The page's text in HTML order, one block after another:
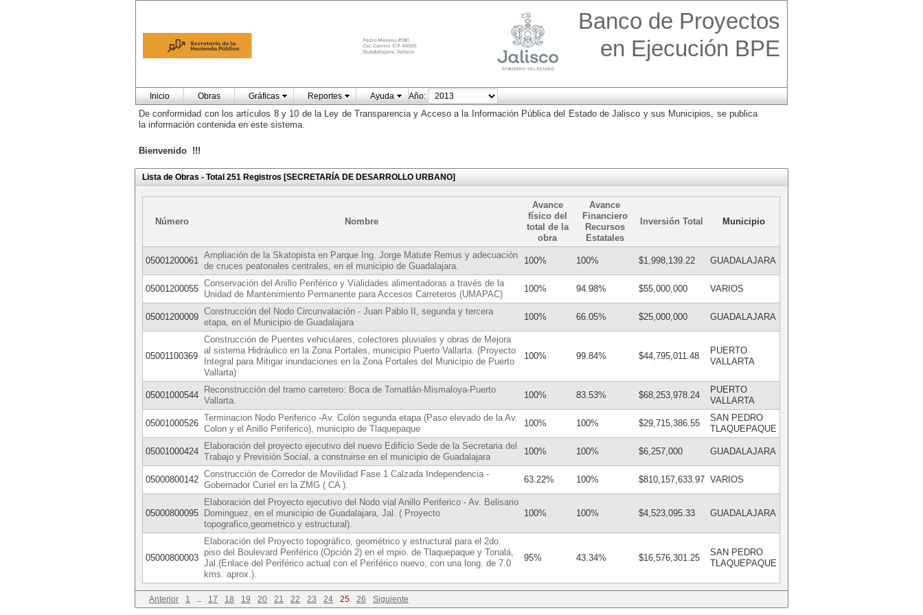
Banco de Proyectos
en Ejecución BPE
Inicio Obras Gráficas Reportes Ayuda Año:
De conformidad con los artículos 8 y 10 de la Ley de Transparencia y Acceso a la Información Pública del Estado de Jalisco y sus Municipios, se publica
la información contenida en este sistema.
Bienvenido !!!
Lista de Obras - Total 251 Registros [SECRETARÍA DE DESARROLLO URBANO]
Número Nombre
Avance
físico del
total de la
obra
Avance
Financiero
Recursos
Estatales
Inversión Total Municipio
05001200061
Ampliación de la Skatopista en Parque Ing. Jorge Matute Remus y adecuación
de cruces peatonales centrales, en el municipio de Guadalajara.
100% 100% $1,998,139.22 GUADALAJARA
05001200055
Conservación del Anillo Periférico y Vialidades alimentadoras a través de la
Unidad de Mantenimiento Permanente para Accesos Carreteros (UMAPAC)
100% 94.98% $55,000,000 VARIOS
05001200009
Construcción del Nodo Circunvalación - Juan Pablo II, segunda y tercera
etapa, en el Municipio de Guadalajara
100% 66.05% $25,000,000 GUADALAJARA
05001100369
Construcción de Puentes vehiculares, colectores pluviales y obras de Mejora
al sistema Hidráulico en la Zona Portales, municipio Puerto Vallarta. (Proyecto
Integral para Mitigar inundaciones en la Zona Portales del Municipio de Puerto
Vallarta)
100% 99.84% $44,795,011.48
PUERTO
VALLARTA
05001000544
Reconstrucción del tramo carretero: Boca de Tomatlán-Mismaloya-Puerto
Vallarta.
100% 83.53% $68,253,978.24
PUERTO
VALLARTA
05001000526
Terminacion Nodo Periferico -Av. Colón segunda etapa (Paso elevado de la Av.
Colon y el Anillo Periferico), municipio de Tlaquepaque
100% 100% $29,715,386.55
SAN PEDRO
TLAQUEPAQUE
05001000424
Elaboración del proyecto ejecutivo del nuevo Edificio Sede de la Secretaria del
Trabajo y Previsión Social, a construirse en el municipio de Guadalajara
100% 100% $6,257,000 GUADALAJARA
05000800142
Construcción de Corredor de Movilidad Fase 1 Calzada Independencia -
Gobernador Curiel en la ZMG ( CA ).
63.22% 100% $810,157,633.97 VARIOS
05000800095
Elaboración del Proyecto ejecutivo del Nodo vial Anillo Periferico - Av. Belisario
Dominguez, en el municipio de Guadalajara, Jal. ( Proyecto
topografico,geometrico y estructural).
100% 100% $4,523,095.33 GUADALAJARA
05000800003
Elaboración del Proyecto topográfico, geométrico y estructural para el 2do.
piso del Boulevard Periférico (Opción 2) en el mpio. de Tlaquepaque y Tonalá,
Jal.(Enlace del Periférico actual con el Periférico nuevo, con una long. de 7.0
kms. aprox.).
95% 43.34% $16,576,301.25
SAN PEDRO
TLAQUEPAQUE
Anterior 1 17 18 19 20 21 22 23 24 25 26 Siguiente